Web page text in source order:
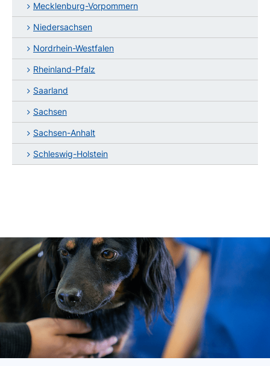
Mecklenburg-Vorpommern
Niedersachsen
Nordrhein-Westfalen
Rheinland-Pfalz
Saarland
Sachsen
Sachsen-Anhalt
Schleswig-Holstein